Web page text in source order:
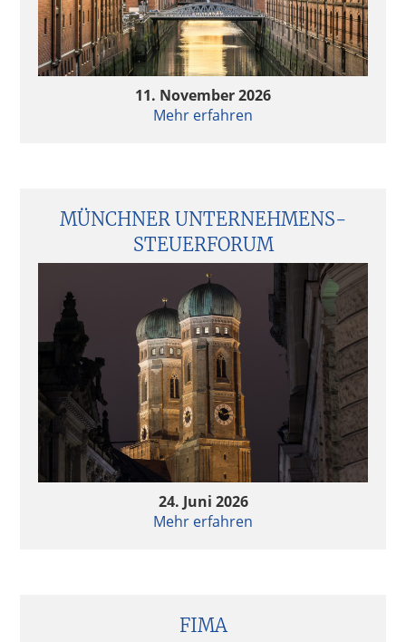
11. November 2026
Mehr erfahren
MÜNCHNER UNTERNEHMENS­
STEUERFORUM
24. Juni 2026
Mehr erfahren
FIMA